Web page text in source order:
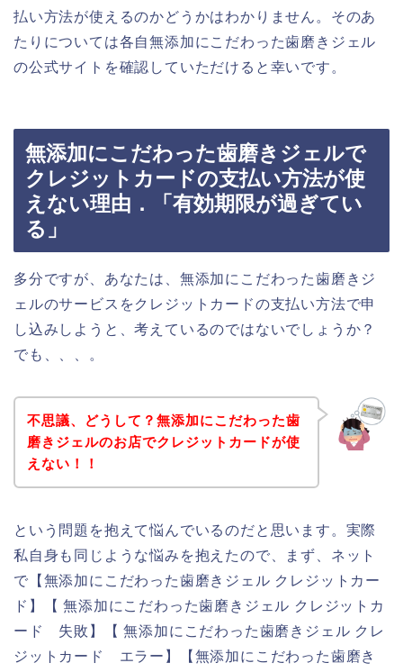
払い方法が使えるのかどうかはわかりません。そのあ
たりについては各自無添加にこだわった歯磨きジェル
の公式サイトを確認していただけると幸いです。
無添加にこだわった歯磨きジェルで
クレジットカードの支払い方法が使
えない理由．「有効期限が過ぎてい
る」
多分ですが、あなたは、無添加にこだわった歯磨きジ
ェルのサービスをクレジットカードの支払い方法で申
し込みしようと、考えているのではないでしょうか？
でも、、、。
不思議、どうして？無添加にこだわった歯
磨きジェルのお店でクレジットカードが使
えない！！
という問題を抱えて悩んでいるのだと思います。実際
私自身も同じような悩みを抱えたので、まず、ネット
で【無添加にこだわった歯磨きジェル クレジットカー
ド】【 無添加にこだわった歯磨きジェル クレジットカ
ード 失敗】【 無添加にこだわった歯磨きジェル クレ
ジットカード エラー】【無添加にこだわった歯磨き